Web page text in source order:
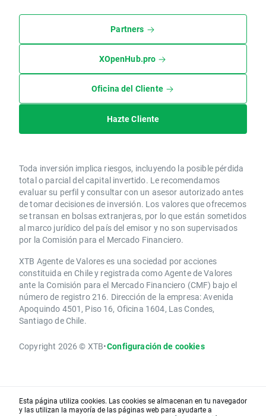
Partners
XOpenHub.pro
Oficina del Cliente
Hazte Cliente
Toda inversión implica riesgos, incluyendo la posible pérdida
total o parcial del capital invertido. Le recomendamos
evaluar su perfil y consultar con un asesor autorizado antes
de tomar decisiones de inversión. Los valores que ofrecemos
se transan en bolsas extranjeras, por lo que están sometidos
al marco jurídico del país del emisor y no son supervisados
por la Comisión para el Mercado Financiero.
XTB Agente de Valores es una sociedad por acciones
constituida en Chile y registrada como Agente de Valores
ante la Comisión para el Mercado Financiero (CMF) bajo el
número de registro 216. Dirección de la empresa: Avenida
Apoquindo 4501, Piso 16, Oficina 1604, Las Condes,
Santiago de Chile.
Copyright 2026 © XTB•Configuración de cookies
Esta página utiliza cookies. Las cookies se almacenan en tu navegador
y las utilizan la mayoría de las páginas web para ayudarte a